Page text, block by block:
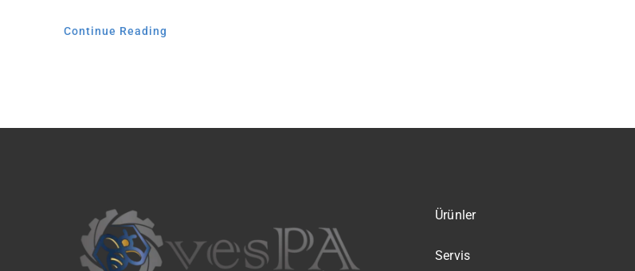
Continue Reading
Ürünler
Servis